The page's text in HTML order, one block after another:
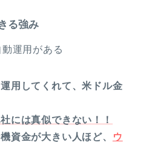
る強み
運用がある
用してくれて、米ドル金
には真似できない！！
資金が大きい人ほど、
ウ